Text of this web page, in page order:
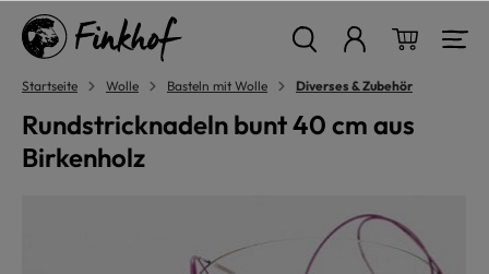
springen
Startseite Wolle Basteln mit Wolle Diverses & Zubehör
Rundstricknadeln bunt 40 cm aus
Birkenholz